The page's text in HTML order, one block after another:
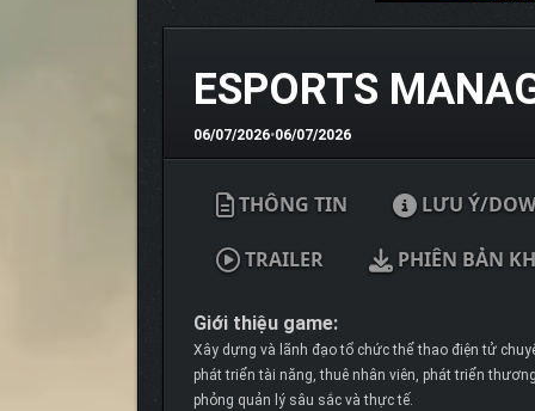
ESPORTS
06/07/2026•06/07/2026
THÔNG TIN LƯU Ý/
TRAILER PHIÊN BẢN
Giới thiệu game:
Xây dựng và lãnh đạo tổ chức thể thao điện tử
phát triển tài năng, thuê nhân viên, phát triển
phỏng quản lý sâu sắc và thực tế.